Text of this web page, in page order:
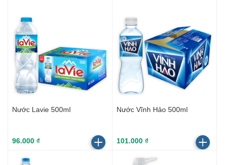
Nước Lavie 500ml
96.000 ₫
Nước Vĩnh Hảo 500ml
101.000 ₫